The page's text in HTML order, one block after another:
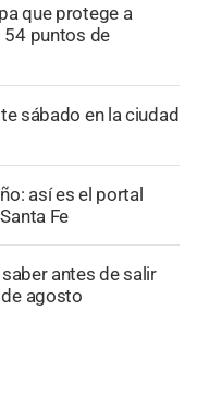
que protege a
54 puntos de
sábado en la ciudad
así es el portal
Fe
antes de salir
de agosto